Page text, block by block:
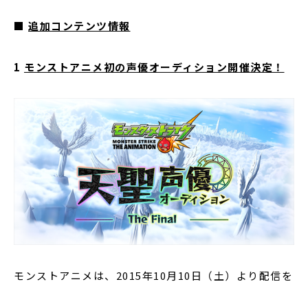
■ 追加コンテンツ情報
1 モンストアニメ初の声優オーディション開催決定！
モンストアニメは、2015年10月10日（土）より配信を